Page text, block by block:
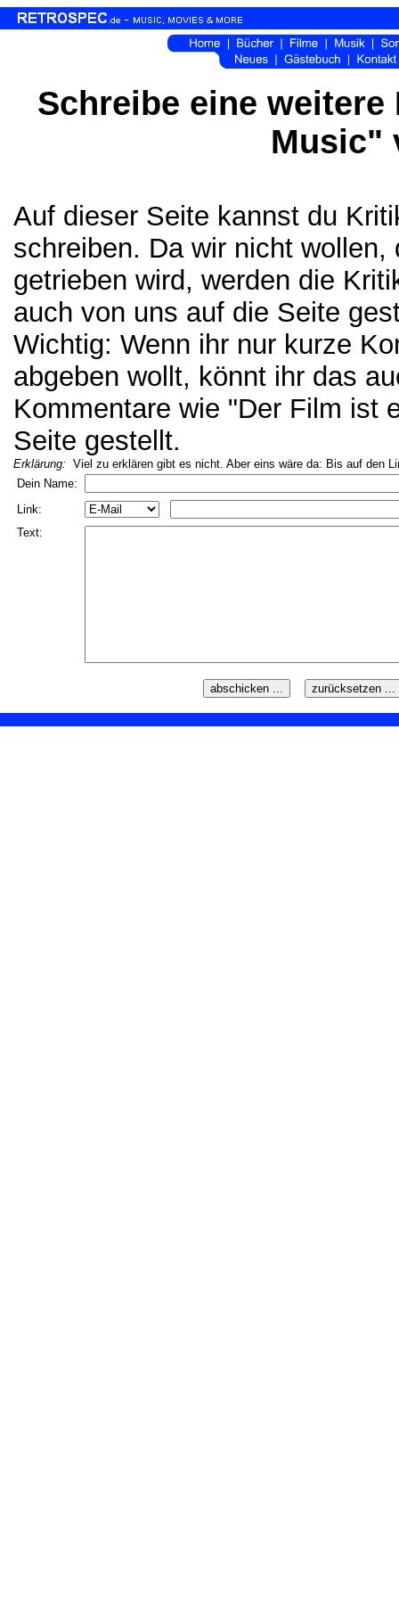
Schreibe eine
Music"
Auf dieser Seite kannst du
schreiben. Da wir nicht
getrieben wird, werden die
auch von uns auf die Seite
Wichtig: Wenn ihr nur kurze
abgeben wollt, könnt ihr das
Kommentare wie "Der Film ist
Seite gestellt.
Erklärung: Viel zu erklären gibt es nicht. Aber eins wäre da: Bis auf den
Dein Name:
Link:
Text: